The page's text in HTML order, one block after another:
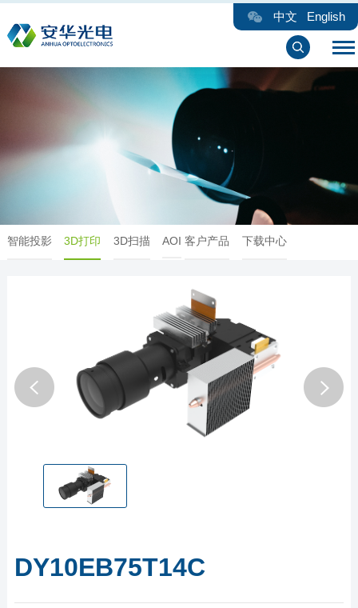
中文 English
智能投影 3D打印 3D扫描 AOI 客户产品 下载中心
DY10EB75T14C